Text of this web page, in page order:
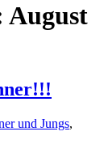
August
und Jungs,